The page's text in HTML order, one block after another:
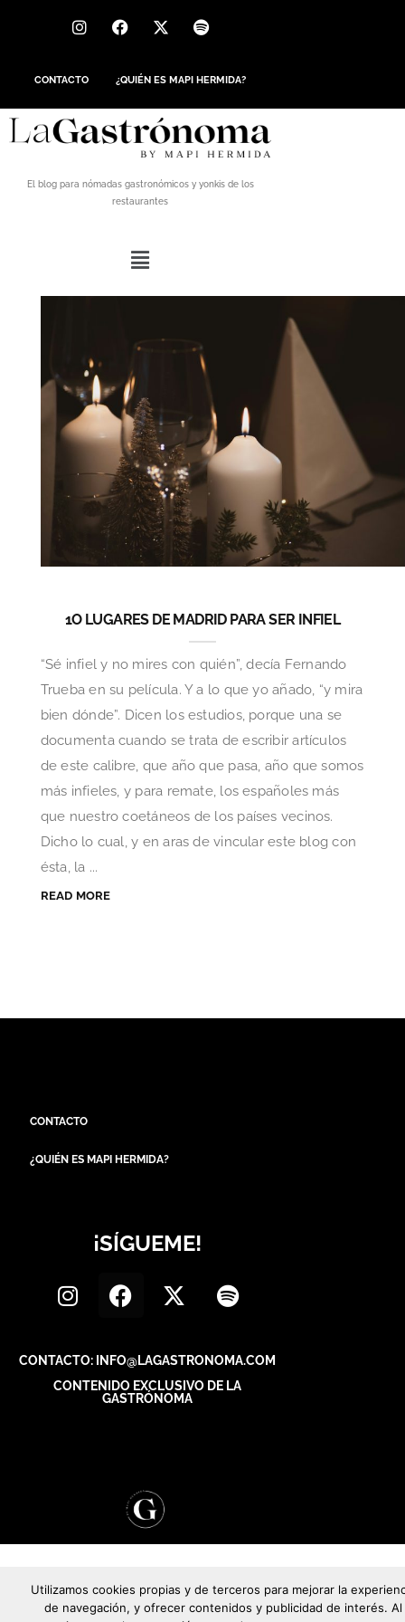
CONTACTO ¿QUIÉN ES MAPI HERMIDA?
El blog para nómadas gastronómicos y yonkis de los
restaurantes
1O LUGARES DE MADRID PARA SER INFIEL
“Sé infiel y no mires con quién”, decía Fernando
Trueba en su película. Y a lo que yo añado, “y mira
bien dónde”. Dicen los estudios, porque una se
documenta cuando se trata de escribir artículos
de este calibre, que año que pasa, año que somos
más infieles, y para remate, los españoles más
que nuestro coetáneos de los países vecinos.
Dicho lo cual, y en aras de vincular este blog con
ésta, la ...
READ MORE
CONTACTO
¿QUIÉN ES MAPI HERMIDA?
¡SÍGUEME!
CONTACTO: INFO@LAGASTRONOMA.COM
CONTENIDO EXCLUSIVO DE LA
GASTRÓNOMA
Utilizamos cookies propias y de terceros para mejorar la
de navegación, y ofrecer contenidos y publicidad de interés. Al